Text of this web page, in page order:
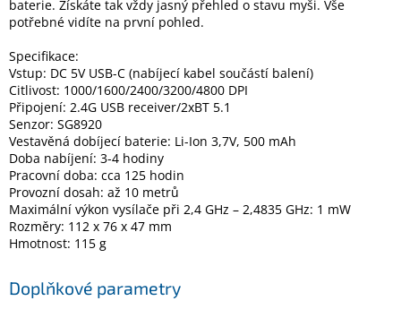
baterie. Získáte tak vždy jasný přehled o stavu myši. Vše
potřebné vidíte na první pohled.
Specifikace:
Vstup: DC 5V USB-C (nabíjecí kabel součástí balení)
Citlivost: 1000/1600/2400/3200/4800 DPI
Připojení: 2.4G USB receiver/2xBT 5.1
Senzor: SG8920
Vestavěná dobíjecí baterie: Li-Ion 3,7V, 500 mAh
Doba nabíjení: 3-4 hodiny
Pracovní doba: cca 125 hodin
Provozní dosah: až 10 metrů
Maximální výkon vysílače při 2,4 GHz – 2,4835 GHz: 1 mW
Rozměry: 112 x 76 x 47 mm
Hmotnost: 115 g
Doplňkové parametry